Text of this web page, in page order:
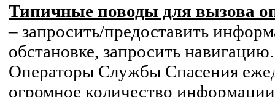
Типичные поводы для вызова
– запросить/предоставить
обстановке, запросить навигацию.
Операторы Службы Спасения
огромное количество